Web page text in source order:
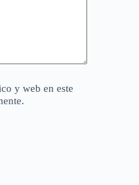
y web en este